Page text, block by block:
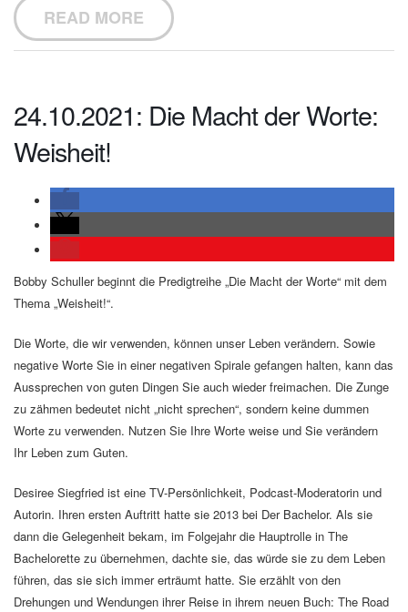
READ MORE
24.10.2021: Die Macht der Worte:
Weisheit!
Bobby Schuller beginnt die Predigtreihe „Die Macht der Worte“ mit dem
Thema „Weisheit!“.
Die Worte, die wir verwenden, können unser Leben verändern. Sowie
negative Worte Sie in einer negativen Spirale gefangen halten, kann das
Aussprechen von guten Dingen Sie auch wieder freimachen. Die Zunge
zu zähmen bedeutet nicht „nicht sprechen“, sondern keine dummen
Worte zu verwenden. Nutzen Sie Ihre Worte weise und Sie verändern
Ihr Leben zum Guten.
Desiree Siegfried ist eine TV-Persönlichkeit, Podcast-Moderatorin und
Autorin. Ihren ersten Auftritt hatte sie 2013 bei Der Bachelor. Als sie
dann die Gelegenheit bekam, im Folgejahr die Hauptrolle in The
Bachelorette zu übernehmen, dachte sie, das würde sie zu dem Leben
führen, das sie sich immer erträumt hatte. Sie erzählt von den
Drehungen und Wendungen ihrer Reise in ihrem neuen Buch: The Road